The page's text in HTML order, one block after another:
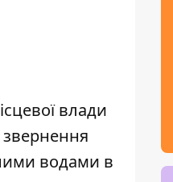
влади
звернення
водами в